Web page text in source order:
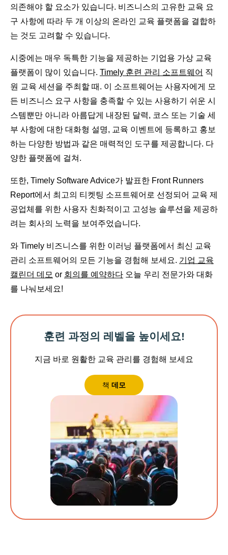
의존해야 할 요소가 있습니다. 비즈니스의 고유한 교육 요
구 사항에 따라 두 개 이상의 온라인 교육 플랫폼을 결합하
는 것도 고려할 수 있습니다.
시중에는 매우 독특한 기능을 제공하는 기업용 가상 교육
플랫폼이 많이 있습니다. Timely 훈련 관리 소프트웨어 직
원 교육 세션을 주최할 때. 이 소프트웨어는 사용자에게 모
든 비즈니스 요구 사항을 충족할 수 있는 사용하기 쉬운 시
스템뿐만 아니라 아름답게 내장된 달력, 코스 또는 기술 세
부 사항에 대한 대화형 설명, 교육 이벤트에 등록하고 홍보
하는 다양한 방법과 같은 매력적인 도구를 제공합니다. 다
양한 플랫폼에 걸쳐.
또한, Timely Software Advice가 발표한 Front Runners
Report에서 최고의 티켓팅 소프트웨어로 선정되어 교육 제
공업체를 위한 사용자 친화적이고 고성능 솔루션을 제공하
려는 회사의 노력을 보여주었습니다.
와 Timely 비즈니스를 위한 이러닝 플랫폼에서 최신 교육
관리 소프트웨어의 모든 기능을 경험해 보세요. 기업 교육
캘린더 데모 or 회의를 예약하다 오늘 우리 전문가와 대화
를 나눠보세요!
훈련 과정의 레벨을 높이세요!
지금 바로 원활한 교육 관리를 경험해 보세요
책 데모